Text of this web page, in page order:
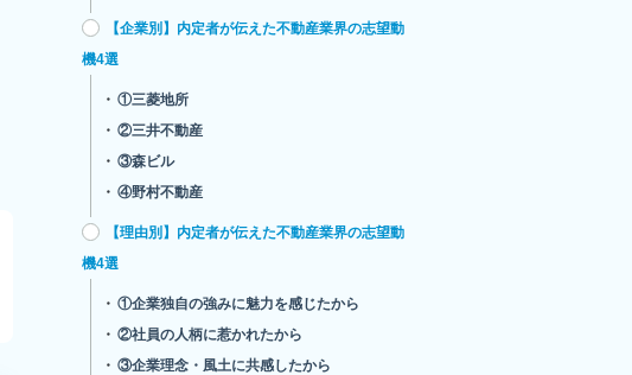
【企業別】内定者が伝えた不動産業界の志望動
機4選
①三菱地所
②三井不動産
③森ビル
④野村不動産
【理由別】内定者が伝えた不動産業界の志望動
機4選
①企業独自の強みに魅力を感じたから
②社員の人柄に惹かれたから
③企業理念・風土に共感したから